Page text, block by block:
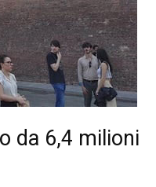
da 6,4 milioni